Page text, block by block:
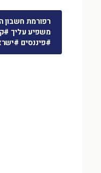
רפורמת חשבון
משפיע עליך
#פיננסים